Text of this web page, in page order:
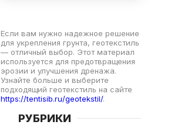
Если вам нужно надежное решение
для укрепления грунта, геотекстиль
— отличный выбор. Этот материал
используется для предотвращения
эрозии и улучшения дренажа.
Узнайте больше и выберите
подходящий геотекстиль на сайте
https://tentisib.ru/geotekstil/.
РУБРИКИ